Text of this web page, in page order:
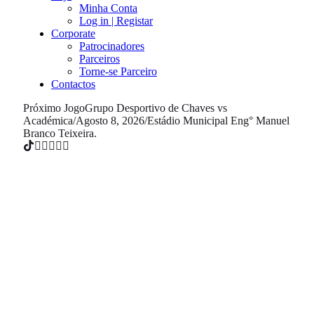
Minha Conta
Log in | Registar
Corporate
Patrocinadores
Parceiros
Torne-se Parceiro
Contactos
Próximo JogoGrupo Desportivo de Chaves vs
Académica/Agosto 8, 2026/Estádio Municipal Eng° Manuel
Branco Teixeira.